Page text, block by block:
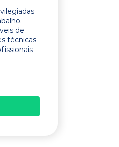
de
técnicas